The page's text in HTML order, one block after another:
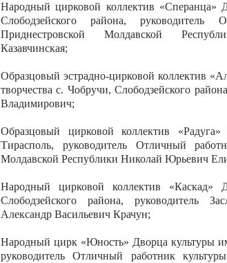
Народный цирковой коллектив «Сперанца»
Слободзейского района, руководитель
Приднестровской Молдавской
Казавчинская;
Образцовый эстрадно-цирковой коллектив
творчества с. Чобручи, Слободзейского
Владимирович;
Образцовый цирковой коллектив
Тирасполь, руководитель Отличный
Молдавской Республики Николай Юрьевич
Народный цирковой коллектив «Каскад»
Слободзейского района, руководитель
Александр Васильевич Крачун;
Народный цирк «Юность» Дворца культуры
руководитель Отличный работник